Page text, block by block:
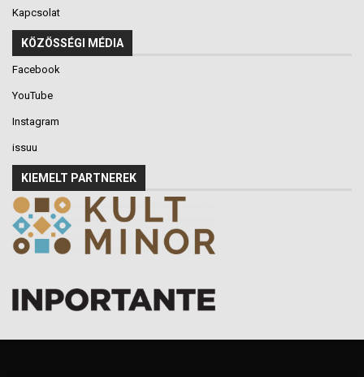
Kapcsolat
KÖZÖSSÉGI MÉDIA
Facebook
YouTube
Instagram
issuu
KIEMELT PARTNEREK